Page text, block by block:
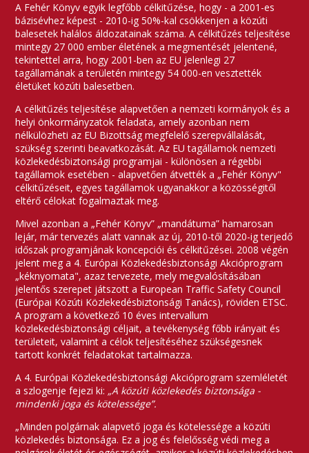
A Fehér Könyv egyik legfőbb célkitűzése, hogy - a 2001-es
bázisévhez képest - 2010-ig 50%-kal csökkenjen a közúti
balesetek halálos áldozatainak száma. A célkitűzés teljesítése
mintegy 27 000 ember életének a megmentését jelentené,
tekintettel arra, hogy 2001-ben az EU jelenlegi 27
tagállamának a területén mintegy 54 000-en vesztették
életüket közúti balesetben.
A célkitűzés teljesítése alapvetően a nemzeti kormányok és a
helyi önkormányzatok feladata, amely azonban nem
nélkülözheti az EU Bizottság megfelelő szerepvállalását,
szükség szerinti beavatkozását. Az EU tagállamok nemzeti
közlekedésbiztonsági programjai - különösen a régebbi
tagállamok esetében - alapvetően átvették a „Fehér Könyv"
célkitűzéseit, egyes tagállamok ugyanakkor a közösségitől
eltérő célokat fogalmaztak meg.
Mivel azonban a „Fehér Könyv” „mandátuma” hamarosan
lejár, már tervezés alatt vannak az új, 2010-től 2020-ig terjedő
időszak programjának koncepciói és célkitűzései. 2008 végén
jelent meg a 4. Európai Közlekedésbiztonsági Akcióprogram
„kéknyomata", azaz tervezete, mely megvalósításában
jelentős szerepet játszott a European Traffic Safety Council
(Európai Közúti Közlekedésbiztonsági Tanács), röviden ETSC.
A program a következő 10 éves intervallum
közlekedésbiztonsági céljait, a tevékenység főbb irányait és
területeit, valamint a célok teljesítéséhez szükségesnek
tartott konkrét feladatokat tartalmazza.
A 4. Európai Közlekedésbiztonsági Akcióprogram szemléletét
a szlogenje fejezi ki: „A közúti közlekedés biztonsága -
mindenki joga és kötelessége”.
„Minden polgárnak alapvető joga és kötelessége a közúti
közlekedés biztonsága. Ez a jog és felelősség védi meg a